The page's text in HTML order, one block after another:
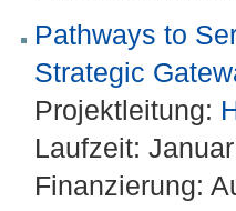
Pathways to
Strategic
Projektleitung:
Laufzeit:
Finanzierung: